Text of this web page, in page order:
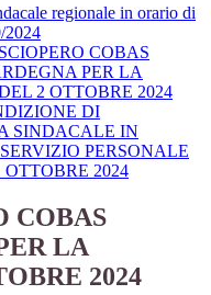
regionale in orario di
2024
COBAS
PER LA
2 OTTOBRE 2024
DI
SINDACALE IN
PERSONALE
2024
COBAS
LA
2024